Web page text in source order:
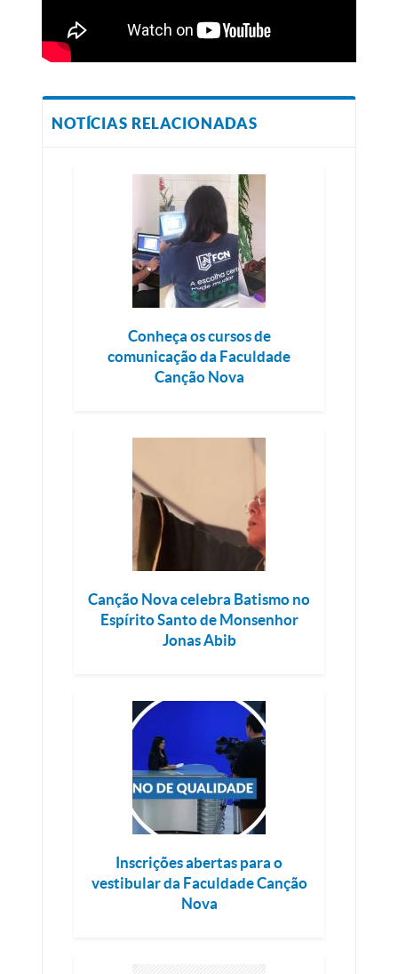
NOTÍCIAS RELACIONADAS
Conheça os cursos de
comunicação da Faculdade
Canção Nova
Canção Nova celebra Batismo no
Espírito Santo de Monsenhor
Jonas Abib
Inscrições abertas para o
vestibular da Faculdade Canção
Nova